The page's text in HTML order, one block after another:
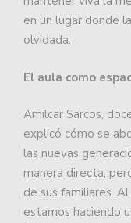
en un lugar donde
olvidada.
El aula como
Amilcar Sarcos,
explicó cómo se
las nuevas
manera directa,
de sus familiares.
estamos haciendo